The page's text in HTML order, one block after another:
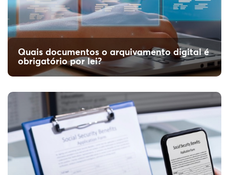
Quais documentos o arquivamento digital é
obrigatório por lei?